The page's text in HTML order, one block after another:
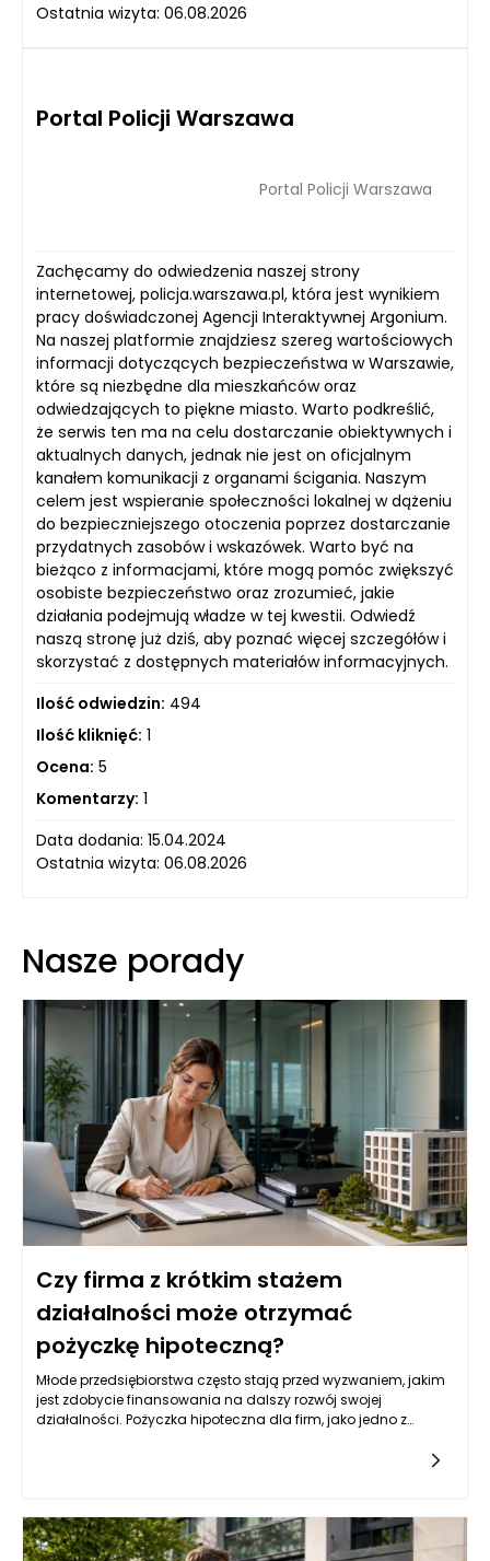
Ostatnia wizyta: 06.08.2026
Portal Policji Warszawa
Portal Policji Warszawa
Zachęcamy do odwiedzenia naszej strony
internetowej, policja.warszawa.pl, która jest wynikiem
pracy doświadczonej Agencji Interaktywnej Argonium.
Na naszej platformie znajdziesz szereg wartościowych
informacji dotyczących bezpieczeństwa w Warszawie,
które są niezbędne dla mieszkańców oraz
odwiedzających to piękne miasto. Warto podkreślić,
że serwis ten ma na celu dostarczanie obiektywnych i
aktualnych danych, jednak nie jest on oficjalnym
kanałem komunikacji z organami ścigania. Naszym
celem jest wspieranie społeczności lokalnej w dążeniu
do bezpieczniejszego otoczenia poprzez dostarczanie
przydatnych zasobów i wskazówek. Warto być na
bieżąco z informacjami, które mogą pomóc zwiększyć
osobiste bezpieczeństwo oraz zrozumieć, jakie
działania podejmują władze w tej kwestii. Odwiedź
naszą stronę już dziś, aby poznać więcej szczegółów i
skorzystać z dostępnych materiałów informacyjnych.
Ilość odwiedzin: 494
Ilość kliknięć: 1
Ocena: 5
Komentarzy: 1
Data dodania: 15.04.2024
Ostatnia wizyta: 06.08.2026
Nasze porady
Czy firma z krótkim stażem
działalności może otrzymać
pożyczkę hipoteczną?
Młode przedsiębiorstwa często stają przed wyzwaniem, jakim
jest zdobycie finansowania na dalszy rozwój swojej
działalności. Pożyczka hipoteczna dla firm, jako jedno z
powinni zatem zrozumieć, jakie czynniki wpływają na decyzję
banków i instytucji pożyczkowych w kontekście udzielania
pożyczek hipotecznych.